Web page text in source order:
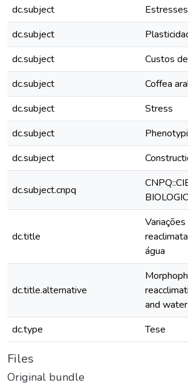
dc.subject
Estresses
dc.subject
dc.subject
Custos
dc.subject
Coffea
dc.subject
Stress
dc.subject
dc.subject
dc.subject.cnpq
dc.title
água
dc.title.alternative
and
dc.type
Tese
Files
Original bundle